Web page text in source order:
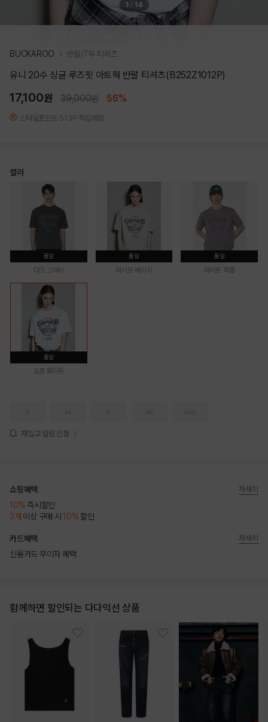
1 / 14
BUCKAROO 반팔/7부 티셔츠
유니 20수 싱글 루즈핏 아트웍 반팔 티셔츠(B252Z1012P)
17,100원 39,000원 56%
스타일포인트 513P 적립예정
컬러
품절
다크 그레이
품절
라이트 베이지
품절
라이트 퍼플
품절
오프 화이트
재입고 알림 신청
쇼핑혜택
10% 즉시할인
2개 이상 구매 시10% 할인
자세히
카드혜택
신용카드 무이자 혜택
자세히
함께하면 할인되는 다다익선 상품